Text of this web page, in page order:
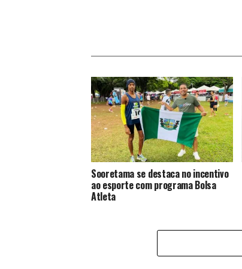
Sooretama se destaca no incentivo
ao esporte com programa Bolsa
Atleta